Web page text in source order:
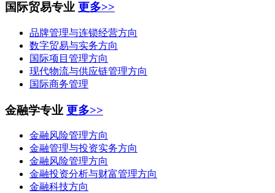
国际贸易专业 更多>>
品牌管理与连锁经营方向
数字贸易与实务方向
国际项目管理方向
现代物流与供应链管理方向
国际商务管理
金融学专业 更多>>
金融风险管理方向
金融管理与投资实务方向
金融风险管理方向
金融投资分析与财富管理方向
金融科技方向